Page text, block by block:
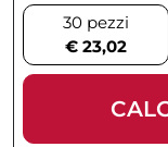
30 pezzi
€ 23,02